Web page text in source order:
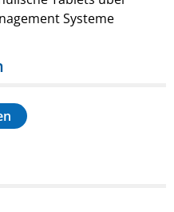
Systeme